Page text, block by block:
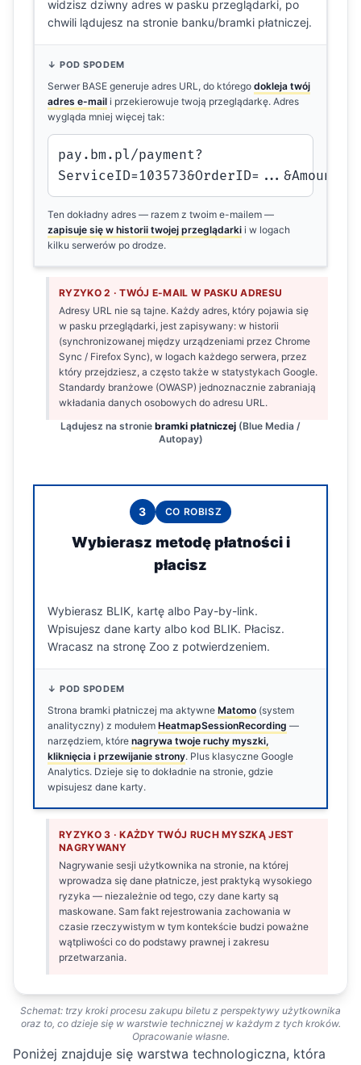
widzisz dziwny adres w pasku przeglądarki, po
chwili lądujesz na stronie banku/bramki płatniczej.
↓ POD SPODEM
Serwer BASE generuje adres URL, do którego dokleja twój
adres e-mail i przekierowuje twoją przeglądarkę. Adres
wygląda mniej więcej tak:
pay.bm.pl/payment?
Ten dokładny adres — razem z twoim e-mailem —
zapisuje się w historii twojej przeglądarki i w logach
kilku serwerów po drodze.
RYZYKO 2 · TWÓJ E-MAIL W PASKU ADRESU
Adresy URL nie są tajne. Każdy adres, który pojawia się
w pasku przeglądarki, jest zapisywany: w historii
(synchronizowanej między urządzeniami przez Chrome
Sync / Firefox Sync), w logach każdego serwera, przez
który przejdziesz, a często także w statystykach Google.
Standardy branżowe (OWASP) jednoznacznie zabraniają
wkładania danych osobowych do adresu URL.
Lądujesz na stronie bramki płatniczej (Blue Media /
Autopay)
3 CO ROBISZ
Wybierasz metodę płatności i
płacisz
Wybierasz BLIK, kartę albo Pay-by-link.
Wpisujesz dane karty albo kod BLIK. Płacisz.
Wracasz na stronę Zoo z potwierdzeniem.
↓ POD SPODEM
Strona bramki płatniczej ma aktywne Matomo (system
analityczny) z modułem HeatmapSessionRecording —
narzędziem, które nagrywa twoje ruchy myszki,
kliknięcia i przewijanie strony. Plus klasyczne Google
Analytics. Dzieje się to dokładnie na stronie, gdzie
wpisujesz dane karty.
RYZYKO 3 · KAŻDY TWÓJ RUCH MYSZKĄ JEST
NAGRYWANY
Nagrywanie sesji użytkownika na stronie, na której
wprowadza się dane płatnicze, jest praktyką wysokiego
ryzyka — niezależnie od tego, czy dane karty są
maskowane. Sam fakt rejestrowania zachowania w
czasie rzeczywistym w tym kontekście budzi poważne
wątpliwości co do podstawy prawnej i zakresu
przetwarzania.
Schemat: trzy kroki procesu zakupu biletu z perspektywy użytkownika
oraz to, co dzieje się w warstwie technicznej w każdym z tych kroków.
Opracowanie własne.
Poniżej znajduje się warstwa technologiczna, która